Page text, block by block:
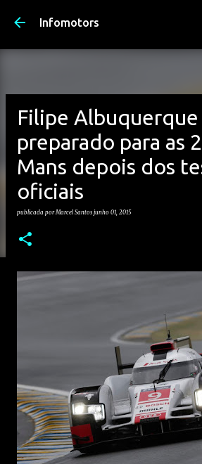
Avançar para o conteúdo
Infomotors
Filipe Albuquerque
preparado para as
Mans depois dos
oficiais
publicada porMarcel Santos junho 01, 2015